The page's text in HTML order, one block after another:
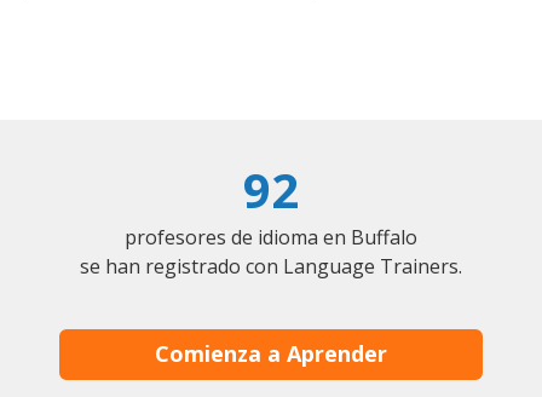
92
profesores de idioma en Buffalo
se han registrado con Language Trainers.
Comienza a Aprender